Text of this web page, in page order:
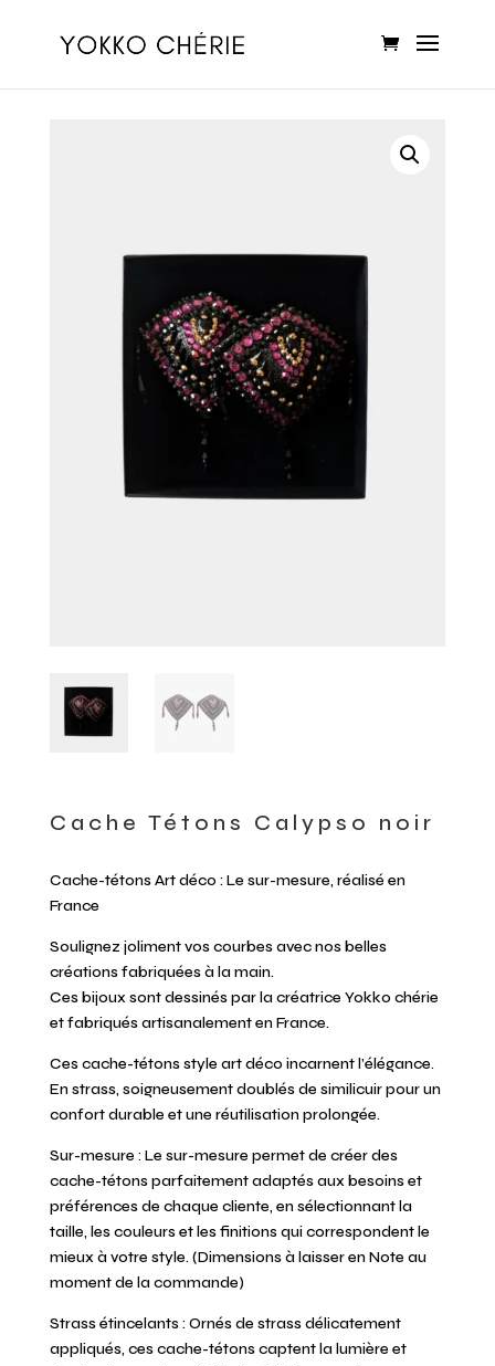
Cache Tétons Calypso noir
Cache-tétons Art déco : Le sur-mesure, réalisé en
France
Soulignez joliment vos courbes avec nos belles
créations fabriquées à la main.
Ces bijoux sont dessinés par la créatrice Yokko chérie
et fabriqués artisanalement en France.
Ces cache-tétons style art déco incarnent l’élégance.
En strass, soigneusement doublés de similicuir pour un
confort durable et une réutilisation prolongée.
Sur-mesure : Le sur-mesure permet de créer des
cache-tétons parfaitement adaptés aux besoins et
préférences de chaque cliente, en sélectionnant la
taille, les couleurs et les finitions qui correspondent le
mieux à votre style. (Dimensions à laisser en Note au
moment de la commande)
Strass étincelants : Ornés de strass délicatement
appliqués, ces cache-tétons captent la lumière et